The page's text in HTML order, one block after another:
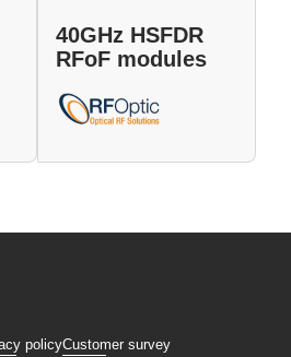
40GHz HSFDR
RFoF modules
policyCustomer survey